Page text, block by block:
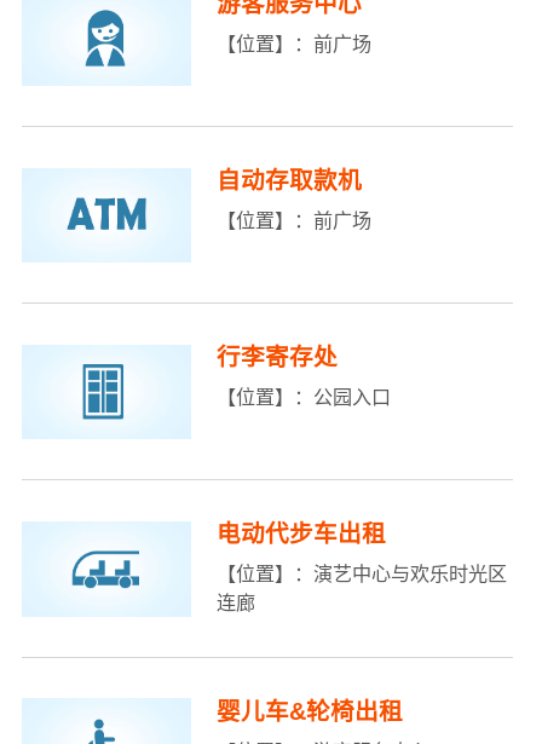
【位置】：前广场
自动存取款机
【位置】：前广场
行李寄存处
【位置】：公园入口
电动代步车出租
【位置】：演艺中心与欢乐时光区
连廊
婴儿车&轮椅出租